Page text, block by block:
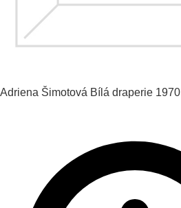
Adriena Šimotová Bílá draperie 1970